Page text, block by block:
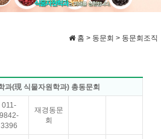
홈 > 동문회 > 동문회조직
과(現 식물자원학과) 총동문회
011-
9842-
3396
재경동문
회